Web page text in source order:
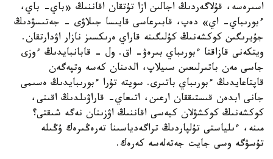
اسىرەسە، قۇلاگەردىڭ اجالىن ازا تۇتقان اقاننىڭ «باي- باي،
ءبورىباي- اي» دەپ، قابىرعاسى قايىسا جىلاۋى - جەتىسۋدىڭ
جۇيرىگىن كوكشەنىڭ كۇلىگىنە قاراي ەرىكسىز نازار اۋدارتقان.
ويتكەنى قازاقتا ءبورىباي بىرەۋ- اق. ول - قابانبايدىڭ ءوزى
جاسى مەن باتىرلىعىن سىيلاپ، الدىنان كەسە وتپەگەن
قاپتاعايدىڭ ءبورىباي باتىرى. سويتە تۇرا ءبورىبايدىڭ ەسىمى
جانى ابدەن قىستىققان ارعىن، اتىعاي- قاراۋىلدىڭ اقىنى،
كوكشەنىڭ كوكشۋلان كيەسى اقاننىڭ اۋزىنان نەگە شىقتى؟
مىنە، ءىلياستى تۇلپاردىڭ تراگەدياسىنا تەرەڭىرەك ۇڭىلە
تۇسۋگە وسى جايت جەتەلەسە كەرەك.